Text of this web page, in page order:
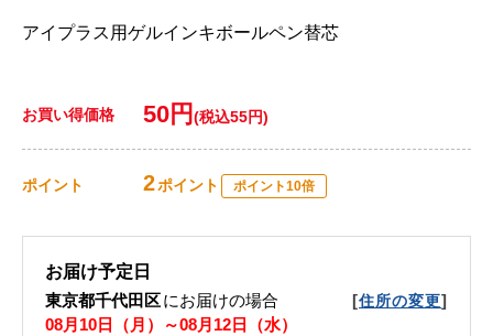
アイプラス用ゲルインキボールペン替芯
お買い得価格 50円 (税込55円)
ポイント 2ポイント ポイント10倍
お届け予定日
東京都千代田区にお届けの場合 [住所の変更]
08月10日（月）～08月12日（水）